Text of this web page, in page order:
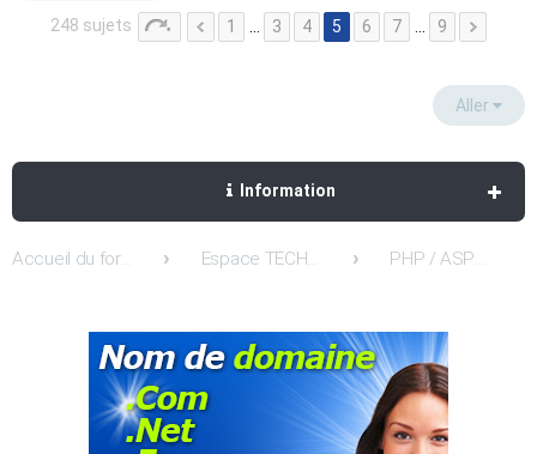
248 sujets 1 3 4 5 6 7 9
Aller
Information
Accueil du forum Espace TECHNIQUE: Support / Entreaide et Conseils PHP / ASP / ASP.NET / MySQL / ACCESS et Frontpage